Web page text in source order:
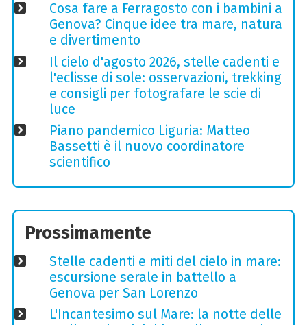
Cosa fare a Ferragosto con i bambini a
Genova? Cinque idee tra mare, natura
e divertimento
Il cielo d'agosto 2026, stelle cadenti e
l'eclisse di sole: osservazioni, trekking
e consigli per fotografare le scie di
luce
Piano pandemico Liguria: Matteo
Bassetti è il nuovo coordinatore
scientifico
Prossimamente
Stelle cadenti e miti del cielo in mare:
escursione serale in battello a
Genova per San Lorenzo
L'Incantesimo sul Mare: la notte delle